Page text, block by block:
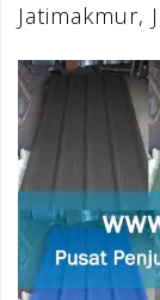
Jatimakmur,